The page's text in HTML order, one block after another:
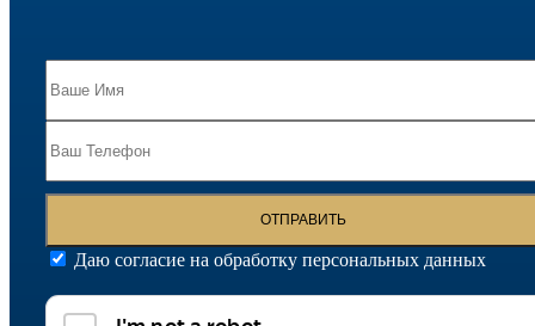
ОТПРАВИТЬ
Даю согласие на обработку персональных данных